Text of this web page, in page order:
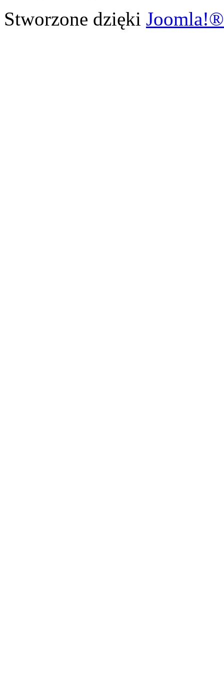
Stworzone dzięki Joomla!®